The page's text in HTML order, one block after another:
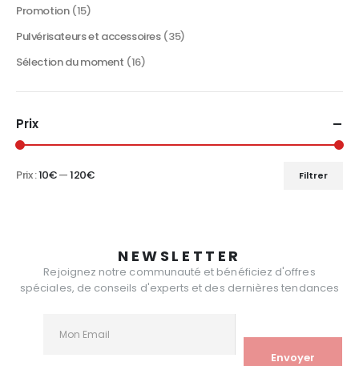
Promotion (15)
Pulvérisateurs et accessoires (35)
Sélection du moment (16)
Prix
Filtrer
Prix :10€—120€
NEWSLETTER
Rejoignez notre communauté et bénéficiez d'offres
spéciales, de conseils d'experts et des dernières tendances